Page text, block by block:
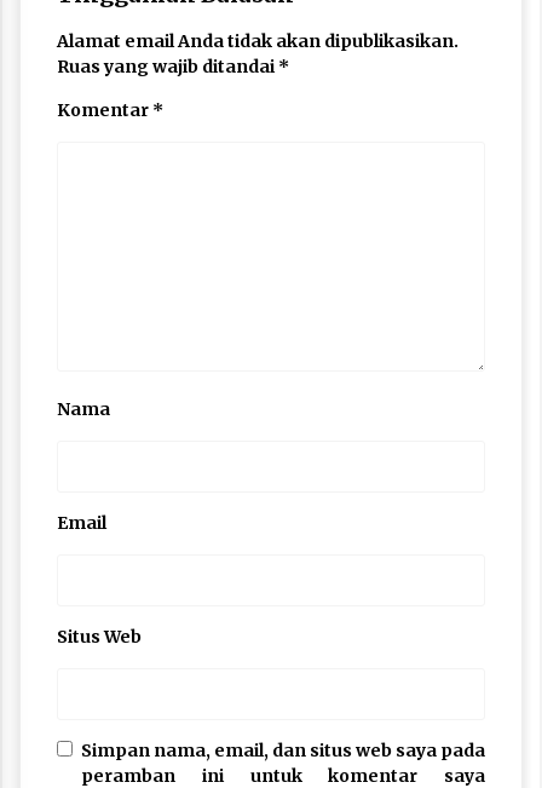
Alamat email Anda tidak akan dipublikasikan.
Ruas yang wajib ditandai *
Komentar *
Nama
Email
Situs Web
Simpan nama, email, dan situs web saya pada
peramban ini untuk komentar saya